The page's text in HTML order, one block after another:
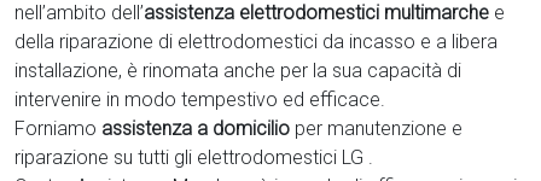
nell’ambito dell’assistenza elettrodomestici multimarche e
della riparazione di elettrodomestici da incasso e a libera
installazione, è rinomata anche per la sua capacità di
intervenire in modo tempestivo ed efficace.
Forniamo assistenza a domicilio per manutenzione e
riparazione su tutti gli elettrodomestici LG .